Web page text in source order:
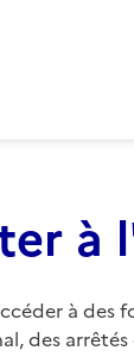
à
à
des